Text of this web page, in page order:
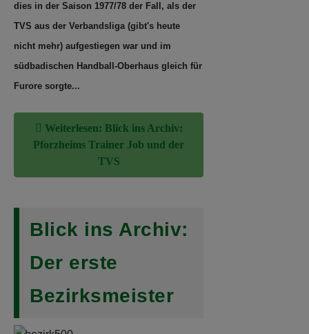
südbadischen Handball-Oberhaus gleich für
Furore sorgte...
Weiterlesen: Blick ins Archiv:
Pforzheims Trainer Job und der
Blick ins Archiv:
Bezirksmeister
Niederbühler Sportplatz: Die "Schüler"